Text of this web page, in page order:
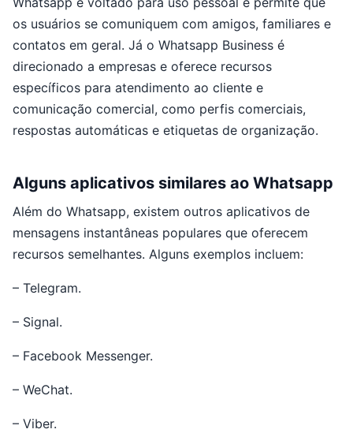
os usuários se comuniquem com amigos, familiares e
contatos em geral. Já o Whatsapp Business é
direcionado a empresas e oferece recursos
específicos para atendimento ao cliente e
comunicação comercial, como perfis comerciais,
respostas automáticas e etiquetas de organização.
Alguns aplicativos similares ao Whatsapp
Além do Whatsapp, existem outros aplicativos de
mensagens instantâneas populares que oferecem
recursos semelhantes. Alguns exemplos incluem:
– Telegram.
– Signal.
– Facebook Messenger.
– WeChat.
– Viber.